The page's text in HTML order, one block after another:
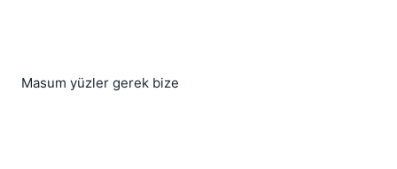
Masum yüzler gerek bize